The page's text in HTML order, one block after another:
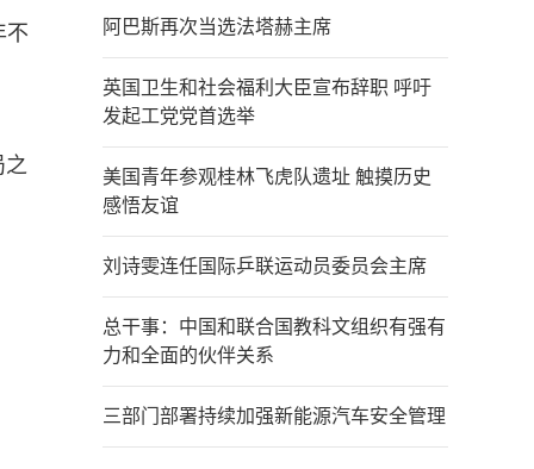
不
之
阿巴斯再次当选法塔赫主席
英国卫生和社会福利大臣宣布辞职 呼吁
发起工党党首选举
美国青年参观桂林飞虎队遗址 触摸历史
感悟友谊
刘诗雯连任国际乒联运动员委员会主席
总干事：中国和联合国教科文组织有强有
力和全面的伙伴关系
三部门部署持续加强新能源汽车安全管理